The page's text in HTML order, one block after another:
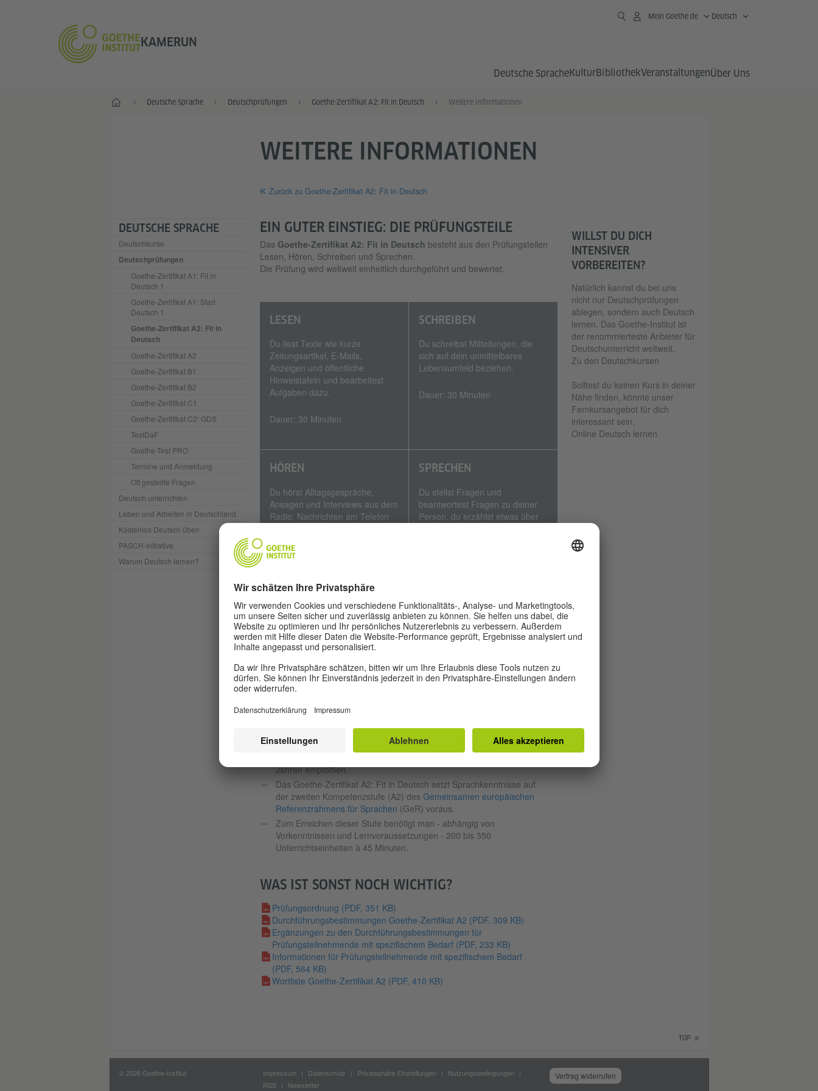
KAMERUN
Mein Goethe.de Deutsch
Deutsche SpracheKulturBibliothekVeranstaltungenÜber Uns
Start Deutsche Sprache Deutschprüfungen Goethe-Zertifikat A2: Fit in Deutsch Weitere Informationen
DEUTSCHE SPRACHE
Deutschkurse
Deutschprüfungen
Goethe-Zertifikat A1: Fit in
Deutsch 1
Goethe-Zertifikat A1: Start
Deutsch 1
Goethe-Zertifikat A2: Fit in
Deutsch
Goethe-Zertifikat A2
Goethe-Zertifikat B1
Goethe-Zertifikat B2
Goethe-Zertifikat C1
Goethe-Zertifikat C2: GDS
TestDaF
Goethe-Test PRO
Termine und Anmeldung
Oft gestellte Fragen
Deutsch unterrichten
Leben und Arbeiten in Deutschland
Kostenlos Deutsch üben
PASCH-Initiative
Warum Deutsch lernen?
WEITERE INFORMATIONEN
Zurück zu Goethe-Zertifikat A2: Fit in Deutsch
EIN GUTER EINSTIEG: DIE PRÜFUNGSTEILE
Das Goethe-Zertifikat A2: Fit in Deutsch besteht aus den Prüfungsteilen
Lesen, Hören, Schreiben und Sprechen.
Die Prüfung wird weltweit einheitlich durchgeführt und bewertet.
LESEN
Du liest Texte wie kurze
Zeitungsartikel, E-Mails,
Anzeigen und öffentliche
Hinweistafeln und bearbeitest
Aufgaben dazu.
Dauer: 30 Minuten
SCHREIBEN
Du schreibst Mitteilungen, die
sich auf dein unmittelbares
Lebensumfeld beziehen.
Dauer: 30 Minuten
HÖREN
Du hörst Alltagsgespräche,
Ansagen und Interviews aus dem
Radio, Nachrichten am Telefon
SPRECHEN
Du stellst Fragen und
beantwortest Fragen zu deiner
Person, du erzählst etwas über
Dauer: 15 Minuten
VORAUSSETZUNGEN
Das Goethe-Zertifikat A2: Fit in Deutschist eine Deutschprüfung für
Jugendliche im Alter von 12 bis 16 Jahren.
Die Prüfungen des Goethe-Instituts stehen allen Interessierten zur Verfügung
und können unabhängig vom Erreichen eines Mindestalters und unabhängig
vom Besitz der deutschen Staatsangehörigkeit abgelegt werden.
Jahren empfohlen.
Das Goethe-Zertifikat A2: Fit in Deutsch setzt Sprachkenntnisse auf
der zweiten Kompetenzstufe (A2) des Gemeinsamen europäischen
Referenzrahmens für Sprachen (GeR) voraus.
Zum Erreichen dieser Stufe benötigt man - abhängig von
Vorkenntnissen und Lernvoraussetzungen - 200 bis 350
Unterrichtseinheiten à 45 Minuten.
WAS IST SONST NOCH WICHTIG?
Prüfungsordnung (PDF, 351 KB)
Durchführungsbestimmungen Goethe-Zertifikat A2 (PDF, 309 KB)
Ergänzungen zu den Durchführungsbestimmungen für
Prüfungsteilnehmende mit spezifischem Bedarf (PDF, 233 KB)
Informationen für Prüfungsteilnehmende mit spezifischem Bedarf
(PDF, 564 KB)
Wortliste Goethe-Zertifikat A2 (PDF, 410 KB)
WILLST DU DICH
INTENSIVER
VORBEREITEN?
Natürlich kannst du bei uns
nicht nur Deutschprüfungen
ablegen, sondern auch Deutsch
lernen. Das Goethe-Institut ist
der renommierteste Anbieter für
Deutschunterricht weltweit.
Zu den Deutschkursen
Solltest du keinen Kurs in deiner
Nähe finden, könnte unser
Fernkursangebot für dich
interessant sein.
Online Deutsch lernen
TOP
© 2026 Goethe-Institut Impressum Datenschutz Privatsphäre-Einstellungen
Nutzungsbedingungen
RSS
Newsletter
Vertrag widerrufen